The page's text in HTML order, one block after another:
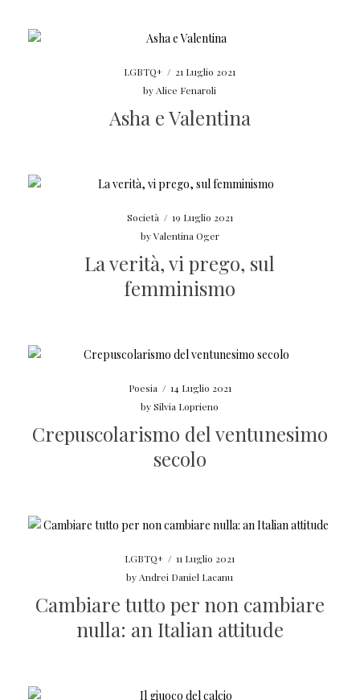
LGBTQ+ / 21 Luglio 2021
byAlice Fenaroli
Asha e Valentina
Società / 19 Luglio 2021
byValentina Oger
La verità, vi prego, sul
femminismo
Poesia / 14 Luglio 2021
bySilvia Loprieno
Crepuscolarismo del ventunesimo
secolo
LGBTQ+ / 11 Luglio 2021
byAndrei Daniel Lacanu
Cambiare tutto per non cambiare
nulla: an Italian attitude